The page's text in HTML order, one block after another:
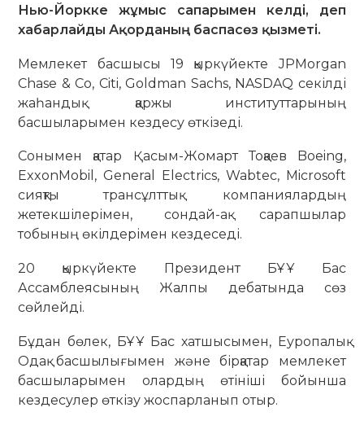
Нью-Йоркке жұмыс сапарымен келді, деп
хабарлайды Ақорданың баспасөз қызметі.
Мемлекет басшысы 19 қыркүйекте JPMorgan
Chase & Co, Citi, Goldman Sachs, NASDAQ секілді
жаһандық қаржы институттарының
басшыларымен кездесу өткізеді.
Сонымен қатар Қасым-Жомарт Тоқаев Boeing,
ExxonMobil, General Electrics, Wabtec, Microsoft
сияқты трансұлттық компаниялардың
жетекшілерімен, сондай-ақ сарапшылар
тобының өкілдерімен кездеседі.
20 қыркүйекте Президент БҰҰ Бас
Ассамблеясының Жалпы дебатында сөз
сөйлейді.
Бұдан бөлек, БҰҰ Бас хатшысымен, Еуропалық
Одақ басшылығымен және бірқатар мемлекет
басшыларымен олардың өтініші бойынша
кездесулер өткізу жоспарланып отыр.